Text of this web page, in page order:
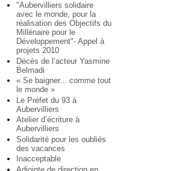
"Aubervilliers solidaire
avec le monde, pour la
réalisation des Objectifs du
Millénaire pour le
Développement"- Appel à
projets 2010
Décès de l’acteur Yasmine
Belmadi
« Se baigner... comme tout
le monde »
Le Préfet du 93 à
Aubervilliers
Atelier d’écriture à
Aubervilliers
Solidarité pour les oubliés
des vacances
Inacceptable